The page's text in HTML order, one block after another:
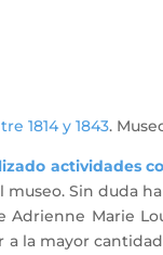
1814 y 1843.
actividades
Sin duda
Marie
la mayor